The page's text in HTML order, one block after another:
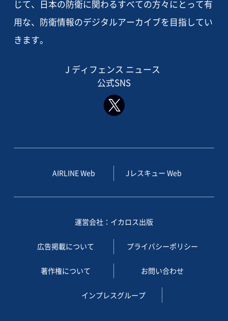
じて、日本の防衛に関わるすべての方々にとって有
用な、防衛情報のデジタルアーカイブを目指してい
きます。
J ディフェンス ニュース
公式SNS
AIRLINE Web Jレスキュー Web
運営会社：イカロス出版
広告掲載について プライバシーポリシー
著作権について お問い合わせ
インプレスグループ